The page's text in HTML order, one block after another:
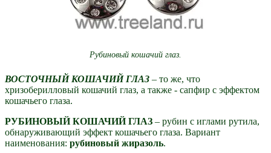
Рубиновый кошачий глаз.
ВОСТОЧНЫЙ КОШАЧИЙ ГЛАЗ – то же, что
хризоберилловый кошачий глаз, а также - сапфир с эффектом
кошачьего глаза.
РУБИНОВЫЙ КОШАЧИЙ ГЛАЗ – рубин с иглами рутила,
обнаруживающий эффект кошачьего глаза. Вариант
наименования: рубиновый жиразоль.